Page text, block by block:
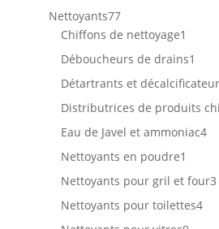
Nettoyants7777
produits
Chiffons de nettoyage1
produit
Déboucheurs de drains1
Détartrants et
Distributrices de produits
Eau de Javel et ammoniac44
Nettoyants en poudre1
produit
Nettoyants pour gril et four33
Nettoyants pour toilettes44